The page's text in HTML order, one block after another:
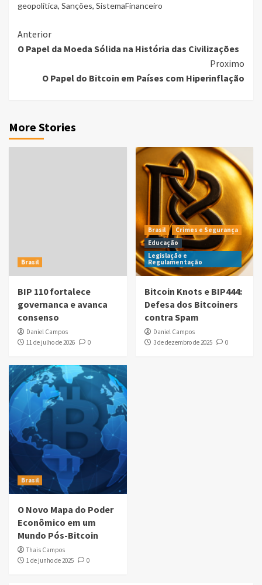
geopolítica, Sanções, SistemaFinanceiro
Continue
Reading
Anterior
O Papel da Moeda Sólida na História das Civilizações
Proximo
O Papel do Bitcoin em Países com Hiperinflação
More Stories
Brasil
BIP 110 fortalece
governanca e avanca
consenso
Daniel Campos
11 de julho de 2026
0
Brasil
Crimes e Segurança
Educação
Legislação e
Regulamentação
Bitcoin Knots e BIP444:
Defesa dos Bitcoiners
contra Spam
Daniel Campos
3 de dezembro de 2025
0
Brasil
O Novo Mapa do Poder
Econômico em um
Mundo Pós-Bitcoin
Thais Campos
1 de junho de 2025
0